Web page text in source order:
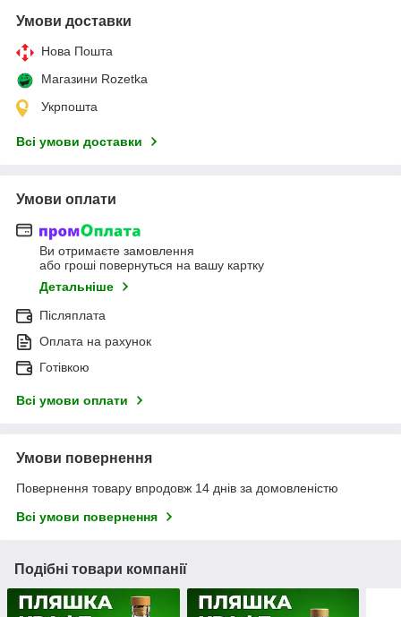
Умови доставки
Нова Пошта
Магазини Rozetka
Укрпошта
Всі умови доставки
Умови оплати
Ви отримаєте замовлення
або гроші повернуться на вашу картку
Детальніше
Післяплата
Оплата на рахунок
Готівкою
Всі умови оплати
Умови повернення
Повернення товару впродовж 14 днів за домовленістю
Всі умови повернення
Подібні товари компанії